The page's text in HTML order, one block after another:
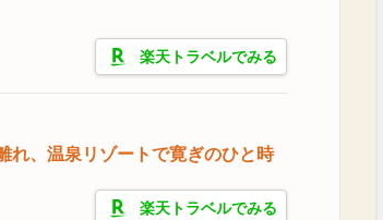
楽天トラベルでみる
、温泉リゾートで寛ぎのひと時
楽天トラベルでみる